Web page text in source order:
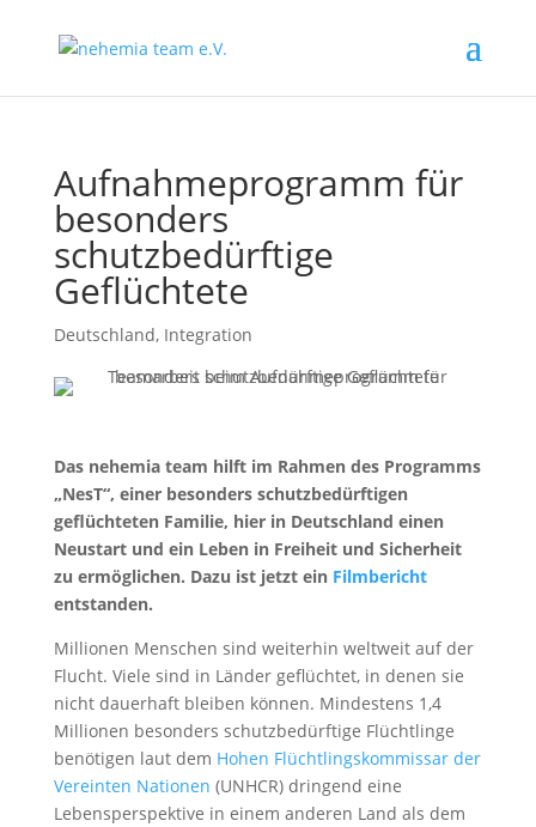
Aufnahmeprogramm für
besonders
schutzbedürftige
Geflüchtete
Deutschland, Integration
Das nehemia team hilft im Rahmen des Programms
„NesT“, einer besonders schutzbedürftigen
geflüchteten Familie, hier in Deutschland einen
Neustart und ein Leben in Freiheit und Sicherheit
zu ermöglichen. Dazu ist jetzt ein Filmbericht
entstanden.
Millionen Menschen sind weiterhin weltweit auf der
Flucht. Viele sind in Länder geflüchtet, in denen sie
nicht dauerhaft bleiben können. Mindestens 1,4
Millionen besonders schutzbedürftige Flüchtlinge
benötigen laut dem Hohen Flüchtlingskommissar der
Vereinten Nationen (UNHCR) dringend eine
Lebensperspektive in einem anderen Land als dem